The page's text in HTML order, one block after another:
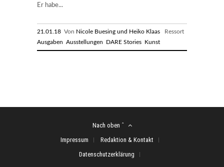
Er habe...
21.01.18 Von Nicole Buesing und Heiko Klaas Ressort
Ausgaben Ausstellungen DARE Stories Kunst
Nach oben ˆ
Impressum
Redaktion & Kontakt
Datenschutzerklärung